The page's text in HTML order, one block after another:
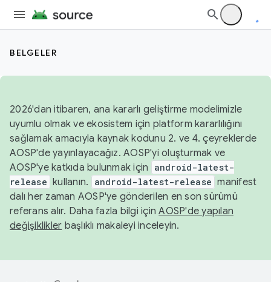
BELGELER
2026'dan itibaren, ana kararlı geliştirme modelimizle
uyumlu olmak ve ekosistem için platform kararlılığını
sağlamak amacıyla kaynak kodunu 2. ve 4. çeyreklerde
AOSP'de yayınlayacağız. AOSP'yi oluşturmak ve
AOSP'ye katkıda bulunmak için
android-latest-
release kullanın. android-latest-release manifest
dalı her zaman AOSP'ye gönderilen en son sürümü
referans alır. Daha fazla bilgi içinAOSP'de yapılan
değişiklikler başlıklı makaleyi inceleyin.